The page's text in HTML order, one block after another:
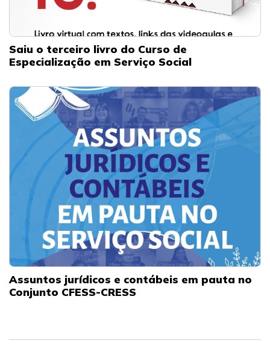
Saiu o terceiro livro do Curso de
Especialização em Serviço Social
Assuntos jurídicos e contábeis em pauta no
Conjunto CFESS-CRESS